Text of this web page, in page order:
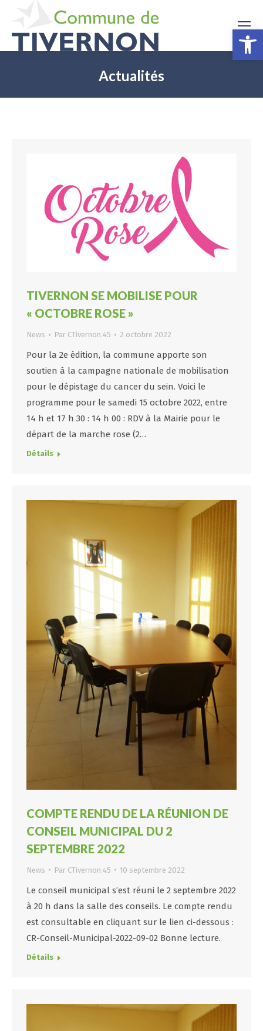
Actualités
TIVERNON SE MOBILISE POUR
« OCTOBRE ROSE »
News Par CTivernon.45 2 octobre 2022
Pour la 2e édition, la commune apporte son
soutien à la campagne nationale de mobilisation
pour le dépistage du cancer du sein. Voici le
programme pour le samedi 15 octobre 2022, entre
14 h et 17 h 30 : 14 h 00 : RDV à la Mairie pour le
départ de la marche rose (2…
Détails
COMPTE RENDU DE LA RÉUNION DE
CONSEIL MUNICIPAL DU 2
SEPTEMBRE 2022
News Par CTivernon.45 10 septembre 2022
Le conseil municipal s’est réuni le 2 septembre 2022
à 20 h dans la salle des conseils. Le compte rendu
est consultable en cliquant sur le lien ci-dessous :
CR-Conseil-Municipal-2022-09-02 Bonne lecture.
Détails